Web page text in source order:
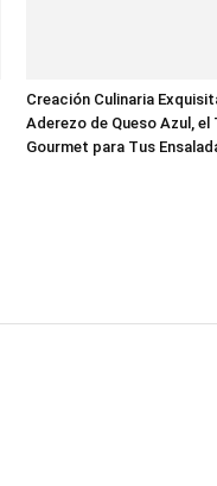
Creación Culinaria
Aderezo de Queso Azul, el
Gourmet para Tus